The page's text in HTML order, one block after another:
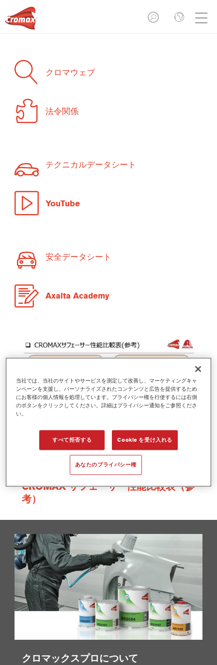
クロマウェブ
法令関係
テクニカルデータシート
YouTube
安全データシート
Axalta Academy
CROMAX サフェーサー性能比較表（参
考）
クロマックスプロについて
当社では、当社のサイトやサービスを測定して改善し、マーケティングキャ
ンペーンを支援し、パーソナライズされたコンテンツと広告を提供するため
にお客様の個人情報を処理しています。プライバシー権を行使するには右側
のボタンをクリックしてください。詳細はプライバシー通知をご参照くださ
い。
すべて拒否する Cookie を受け入れる
あなたのプライバシー権